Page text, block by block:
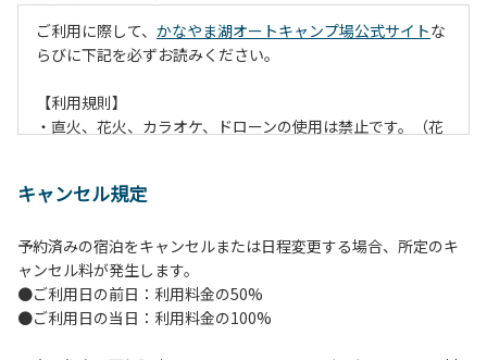
ご利用に際して、 かなやま湖オートキャンプ場公式サイトな
らびに下記を必ずお読みください。
【利用規則】
・直火、花火、カラオケ、ドローンの使用は禁止です。（花
て芝生が焼けないようご注意ください。
炭火、薪の燃え残ったものについては、灰・残り火入れに投
棄してください。
・ペットをお連れのお客様は、マナーに十分気をつけてくだ
さい。他のお客様の迷惑になりますと、退場していただきま
キャンセル規定
予約済みの宿泊をキャンセルまたは日程変更する場合、所定のキ
ャンセル料が発生します。
●ご利用日の前日：利用料金の50%
●ご利用日の当日：利用料金の100%